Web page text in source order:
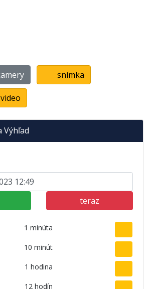
snímka
Výhľad
teraz
1 minúta
10 minút
1 hodina
12 hodín